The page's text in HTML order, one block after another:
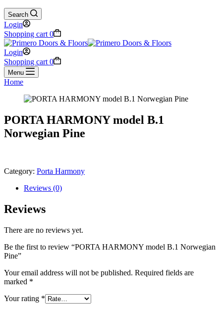
Search
Login
Shopping cart 0
Login
Shopping cart 0
Menu
Home
PORTA HARMONY model B.1
Norwegian Pine
Category: Porta Harmony
Reviews (0)
Reviews
There are no reviews yet.
Be the first to review “PORTA HARMONY model B.1 Norwegian
Pine”
Your email address will not be published. Required fields are
marked *
Your rating *